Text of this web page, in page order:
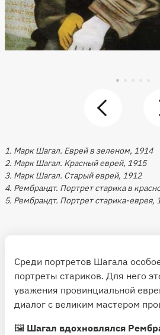
1. Марк Шагал. Еврей в зеленом, 1914
2. Марк Шагал. Красный еврей, 1915
3. Марк Шагал. Старый еврей, 1912
4. Рембрандт. Портрет старика в
5. Рембрандт. Портрет старика-еврея,
Среди портретов Шагала
портреты стариков. Для него
уважения провинциальной
диалог с великим мастером
🖼 Шагал вдохновлялся